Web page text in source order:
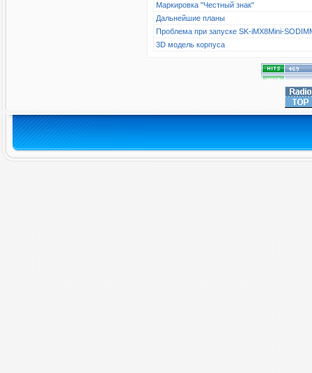
Маркировка "Честный знак"
Дальнейшие планы
Проблема при запуске SK-iMX8Mini-
3D модель корпуса